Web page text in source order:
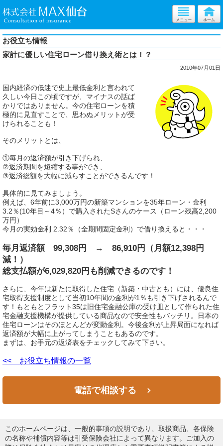
お役立ち情報
家計に優しい住宅ローン借り換え術とは！？
2010年07月01日
国内経済の低迷で史上最低金利と言われて
久しい今日この頃ですが、マイナスの話ば
かりではありません。今の住宅ローンを積
極的に見直すことで、思わぬメリットが受
けられることも！
そのメリットとは、
①毎月の返済額が引き下げられ、
②返済期間を短縮する事ができ、
③返済総額を大幅に減らすことができるんです！
具体的に見てみましょう。
例えば、6年前に3,000万円の新築マンションを35年ローン・金利
3.2％(10年目～4％）で購入されたSさんのケース（ローン残高2,200
万円）
今月の実効金利 2.32％（全期間固定金利）で借り換えると・・・
毎月返済額 99,308円 → 86,910円（月額12,398円
減！）
総支払額が6,029,820円も削減できるのです！
さらに、今年は新たに取得した住宅（新築・中古とも）には、優良住
宅取得支援制度として当初10年間の金利が1％も引き下げされるんで
す！もともとフラット35は旧住宅金融公庫の受け皿として作られた住
宅金融支援機構が提供している商品なので安全性もバッチリ。日本の
住宅ローンはそのほとんどが変動金利。今後金利が上昇局面になれば
返済額が大幅に上がってしまうこともあるのです。
まずは、お手元の返済表をチェックしてみて下さい。
<< お役立ち情報の一覧
電話で相談する
このホームページは、一般的事項の説明であり、取扱商品、各保険
の名称や補償内容等は引受保険会社によって異なります。ご加入の